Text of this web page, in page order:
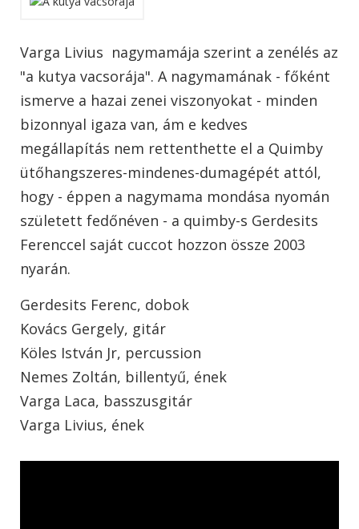
Varga Livius nagymamája szerint a zenélés az
"a kutya vacsorája". A nagymamának - főként
ismerve a hazai zenei viszonyokat - minden
bizonnyal igaza van, ám e kedves
megállapítás nem rettenthette el a Quimby
ütőhangszeres-mindenes-dumagépét attól,
hogy - éppen a nagymama mondása nyomán
született fedőnéven - a quimby-s Gerdesits
Ferenccel saját cuccot hozzon össze 2003
nyarán.
Gerdesits Ferenc, dobok
Kovács Gergely, gitár
Köles István Jr, percussion
Nemes Zoltán, billentyű, ének
Varga Laca, basszusgitár
Varga Livius, ének